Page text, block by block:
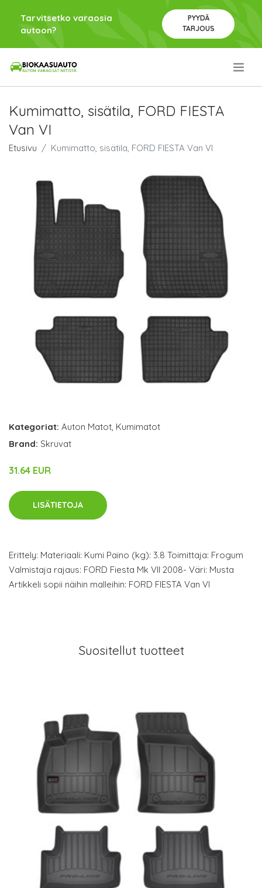
Tarvitsetko varaosia
autoon?
PYYDÄ
TARJOUS
Kumimatto, sisätila, FORD FIESTA
Van VI
Etusivu Kumimatto, sisätila, FORD FIESTA Van VI
Kategoriat: Auton Matot, Kumimatot
Brand: Skruvat
31.64 EUR
LISÄTIETOJA
Erittely: Materiaali: Kumi Paino (kg): 3.8 Toimittaja: Frogum
Valmistaja rajaus: FORD Fiesta Mk VII 2008- Väri: Musta
Artikkeli sopii näihin malleihin: FORD FIESTA Van VI
Suositellut tuotteet